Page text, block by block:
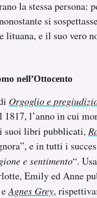
la stessa persona:
si
e il suo vero
nell’Ottocento
Orgoglio e
l’anno in cui
suoi libri pubblicati,
e in tutti i
e sentimento“.
Emily ed Anne
eAgnes Grey,